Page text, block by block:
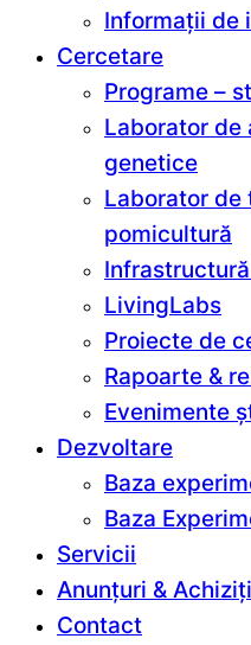
Informații de
Cercetare
Programe –
Laborator de
genetice
Laborator de
pomicultură
LivingLabs
Proiecte de
Rapoarte &
Evenimente
Dezvoltare
Baza
Baza
Servicii
Anunțuri &
Contact